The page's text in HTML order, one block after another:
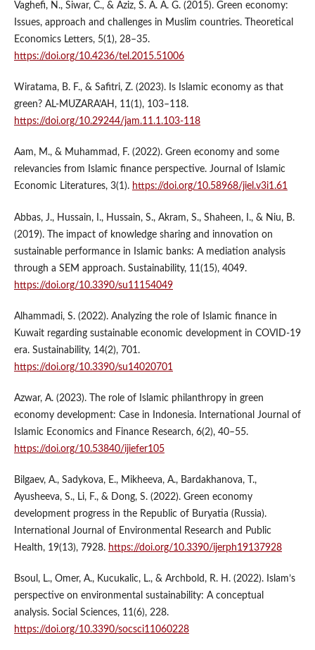
Vaghefi, N., Siwar, C., & Aziz, S. A. A. G. (2015). Green economy:
Issues, approach and challenges in Muslim countries. Theoretical
Economics Letters, 5(1), 28–35.
https://doi.org/10.4236/tel.2015.51006
Wiratama, B. F., & Safitri, Z. (2023). Is Islamic economy as that
green? AL-MUZARA’AH, 11(1), 103–118.
https://doi.org/10.29244/jam.11.1.103-118
Aam, M., & Muhammad, F. (2022). Green economy and some
relevancies from Islamic finance perspective. Journal of Islamic
Economic Literatures, 3(1). https://doi.org/10.58968/jiel.v3i1.61
Abbas, J., Hussain, I., Hussain, S., Akram, S., Shaheen, I., & Niu, B.
(2019). The impact of knowledge sharing and innovation on
sustainable performance in Islamic banks: A mediation analysis
through a SEM approach. Sustainability, 11(15), 4049.
https://doi.org/10.3390/su11154049
Alhammadi, S. (2022). Analyzing the role of Islamic finance in
Kuwait regarding sustainable economic development in COVID-19
era. Sustainability, 14(2), 701.
https://doi.org/10.3390/su14020701
Azwar, A. (2023). The role of Islamic philanthropy in green
economy development: Case in Indonesia. International Journal of
Islamic Economics and Finance Research, 6(2), 40–55.
https://doi.org/10.53840/ijiefer105
Bilgaev, A., Sadykova, E., Mikheeva, A., Bardakhanova, T.,
Ayusheeva, S., Li, F., & Dong, S. (2022). Green economy
development progress in the Republic of Buryatia (Russia).
International Journal of Environmental Research and Public
Health, 19(13), 7928. https://doi.org/10.3390/ijerph19137928
Bsoul, L., Omer, A., Kucukalic, L., & Archbold, R. H. (2022). Islam’s
perspective on environmental sustainability: A conceptual
analysis. Social Sciences, 11(6), 228.
https://doi.org/10.3390/socsci11060228